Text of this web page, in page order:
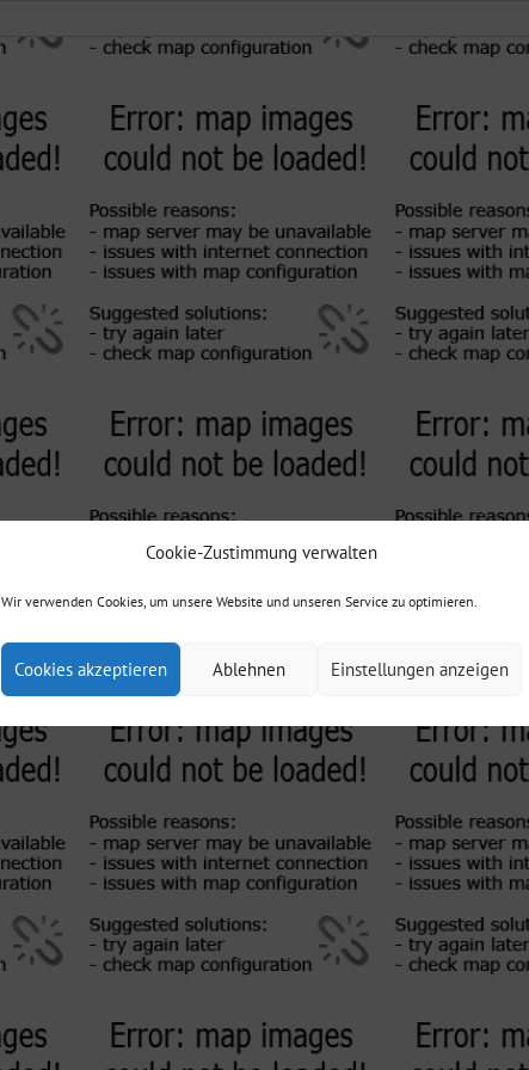
Cookie-Zustimmung verwalten
Wir verwenden Cookies, um unsere Website und unseren Service zu optimieren.
Cookies akzeptieren Ablehnen Einstellungen anzeigen